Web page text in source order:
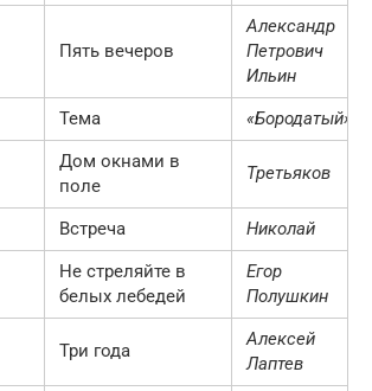
Пять вечеров
Александр
Петрович
Ильин
Тема «Бородатый»
Дом окнами в
поле
Третьяков
Встреча Николай
Не стреляйте в
белых лебедей
Егор
Полушкин
Три года
Алексей
Лаптев